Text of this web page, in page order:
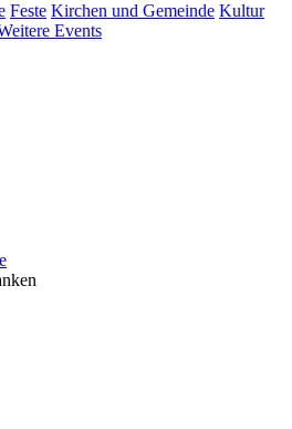
Feste Kirchen und Gemeinde Kultur
Events